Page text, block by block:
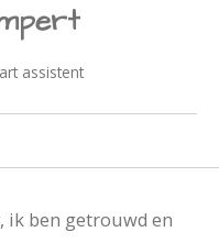
assistent
ik ben getrouwd en